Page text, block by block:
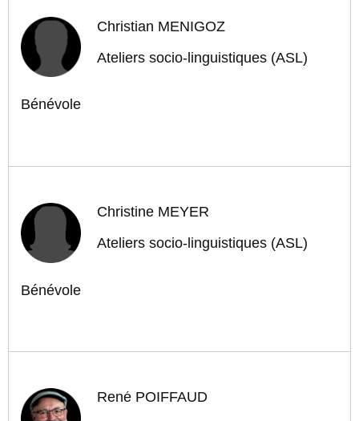
Christian MENIGOZ
Ateliers socio-linguistiques (ASL)
Bénévole
Christine MEYER
Ateliers socio-linguistiques (ASL)
Bénévole
René POIFFAUD